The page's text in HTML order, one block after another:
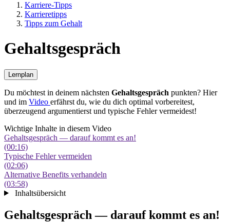
Karriere-Tipps
Karrieretipps
Tipps zum Gehalt
Gehaltsgespräch
Lernplan
Du möchtest in deinem nächsten Gehaltsgespräch punkten? Hier
und im Video erfährst du, wie du dich optimal vorbereitest,
überzeugend argumentierst und typische Fehler vermeidest!
Wichtige Inhalte in diesem Video
Gehaltsgespräch — darauf kommt es an!
(00:16)
Typische Fehler vermeiden
(02:06)
Alternative Benefits verhandeln
(03:58)
Inhaltsübersicht
Gehaltsgespräch — darauf kommt es an!